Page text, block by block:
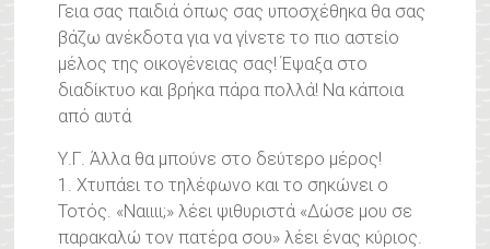
Γεια σας παιδιά όπως σας υποσχέθηκα θα σας
βάζω ανέκδοτα για να γίνετε το πιο αστείο
μέλος της οικογένειας σας! Έψαξα στο
διαδίκτυο και βρήκα πάρα πολλά! Να κάποια
από αυτά
Υ.Γ. Άλλα θα μπούνε στο δεύτερο μέρος!
1. Χτυπάει το τηλέφωνο και το σηκώνει ο
Τοτός. «Ναιιιι;» λέει ψιθυριστά «Δώσε μου σε
παρακαλώ τον πατέρα σου» λέει ένας κύριος.